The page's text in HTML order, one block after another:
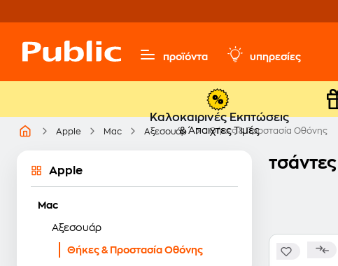
προϊόντα υπηρεσίες
Καλοκαιρινές Εκπτώσεις
& Άπαιχτες Τιμές
Apple Mac Αξεσουάρ Θήκες & Προστασία Οθόνης
Apple
Mac
Αξεσουάρ
Θήκες & Προστασία Οθόνης